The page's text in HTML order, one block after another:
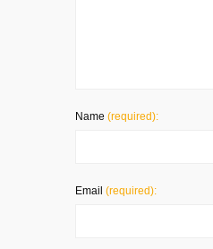
Name (required):
Email (required):